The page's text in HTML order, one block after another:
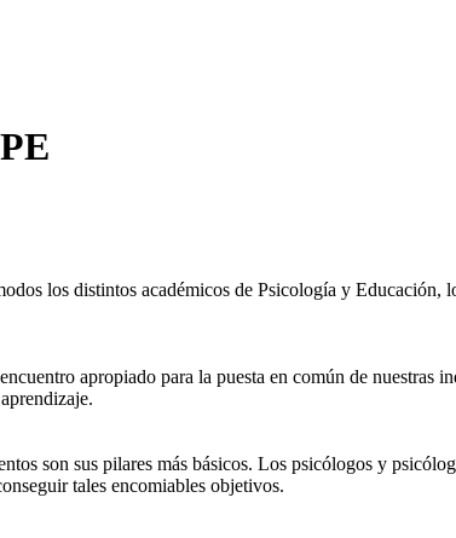
los distintos académicos de Psicología y
apropiado para la puesta en común de
son sus pilares más básicos. Los psicólogos y
tales encomiables objetivos.